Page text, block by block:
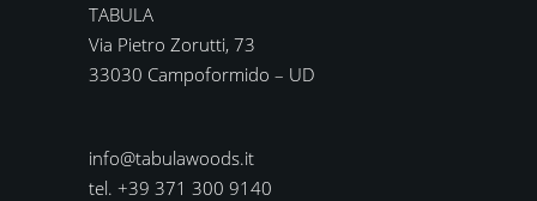
TABULA
Via Pietro Zorutti, 73
33030 Campoformido – UD
info@tabulawoods.it
tel. +39 371 300 9140